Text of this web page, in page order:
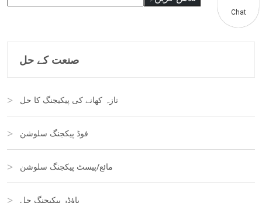
صنعت کے حل
تازہ کھانے کی پیکیجنگ کا حل
فوڈ پیکجنگ سلوشن
مائع/پیسٹ پیکجنگ سلوشن
پاؤڈر پیکیجنگ حل
Chat